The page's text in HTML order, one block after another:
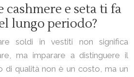
e seta ti fa
lungo periodo?
soldi in vestiti non significa
ma imparare a distinguere il
di qualità non è un costo, ma un